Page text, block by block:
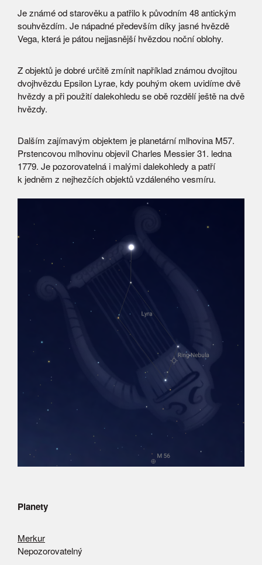
Je známé od starověku a patřilo k původním 48 antickým
souhvězdím. Je nápadné především díky jasné hvězdě
Vega, která je pátou nejjasnější hvězdou noční oblohy.
Z objektů je dobré určitě zmínit například známou dvojitou
dvojhvězdu Epsilon Lyrae, kdy pouhým okem uvidíme dvě
hvězdy a při použití dalekohledu se obě rozdělí ještě na dvě
hvězdy.
Dalším zajímavým objektem je planetární mlhovina M57.
Prstencovou mlhovinu objevil Charles Messier 31. ledna
1779. Je pozorovatelná i malými dalekohledy a patří
k jedněm z nejhezčích objektů vzdáleného vesmíru.
Planety
Merkur
Nepozorovatelný